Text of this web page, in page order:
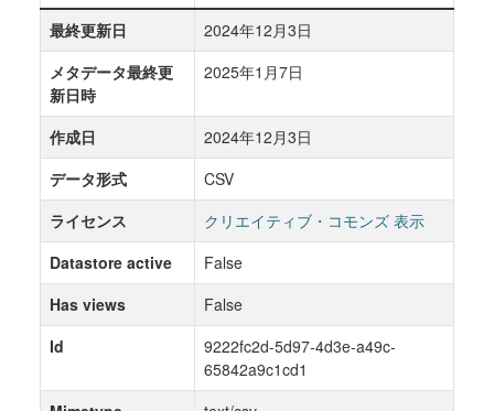
最終更新日
2024年12月3日
メタデータ最終更
新日時
2025年1月7日
作成日
2024年12月3日
データ形式
CSV
ライセンス
クリエイティブ・コモンズ 表示
Datastore active
False
Has views
False
Id
9222fc2d-5d97-4d3e-a49c-
65842a9c1cd1